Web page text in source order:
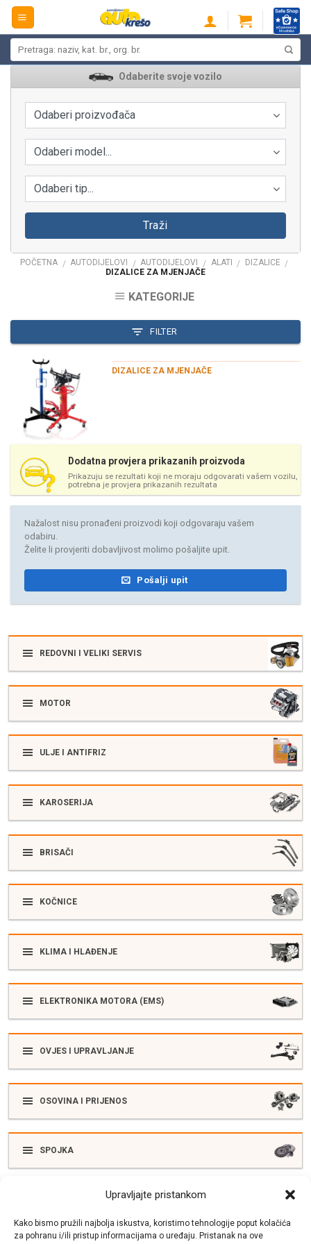
Upravljajte pristankom
Kako bismo pružili najbolja iskustva, koristimo tehnologije poput kolačića
za pohranu i/ili pristup informacijama o uređaju. Pristanak na ove
Skip
content
Odaberite svoje vozilo
Odaberi proizvođača
Odaberi model...
Odaberi tip...
Traži
POČETNA / AUTODIJELOVI / AUTODIJELOVI / ALATI / DIZALICE /
DIZALICE ZA MJENJAČE
KATEGORIJE
FILTER
DIZALICE ZA MJENJAČE
Dodatna provjera prikazanih proizvoda
Prikazuju se rezultati koji ne moraju odgovarati vašem vozilu,
potrebna je provjera prikazanih rezultata
Nažalost nisu pronađeni proizvodi koji odgovaraju vašem
odabiru.
Želite li provjeriti dobavljivost molimo pošaljite upit.
Pošalji upit
REDOVNI I VELIKI SERVIS
MOTOR
ULJE I ANTIFRIZ
KAROSERIJA
BRISAČI
KOČNICE
KLIMA I HLAĐENJE
ELEKTRONIKA MOTORA (EMS)
OVJES I UPRAVLJANJE
OSOVINA I PRIJENOS
SPOJKA